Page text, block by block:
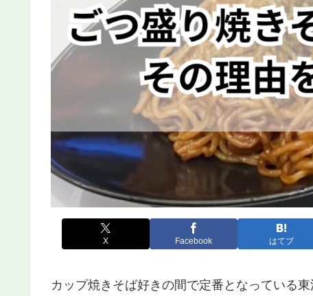
X Facebook はてブ
カップ焼きそば好きの間で定番となっている